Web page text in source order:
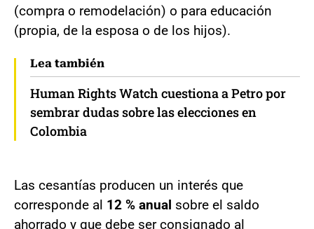
(compra o remodelación) o para educación
(propia, de la esposa o de los hijos).
Lea también
Human Rights Watch cuestiona a Petro por
sembrar dudas sobre las elecciones en
Colombia
Las cesantías producen un interés que
corresponde al 12 % anual sobre el saldo
ahorrado y que debe ser consignado al